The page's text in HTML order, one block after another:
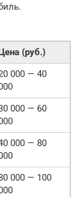
(руб.)
000 — 40
000 — 60
000 — 80
000 — 100